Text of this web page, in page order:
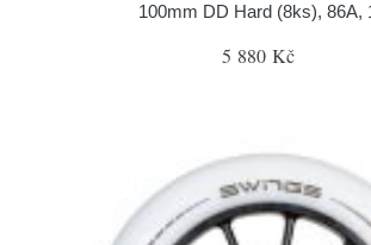
100mm DD Hard (8ks), 86A,
5 880 Kč